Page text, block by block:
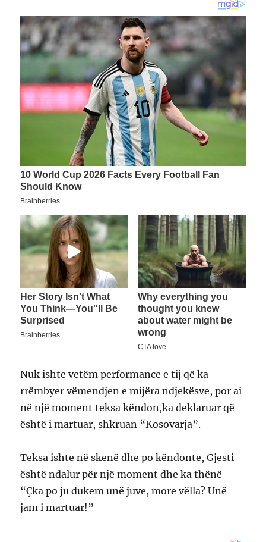
Nuk ishte vetëm performance e tij që ka
rrëmbyer vëmendjen e mijëra ndjekësve, por ai
në një moment teksa këndon,ka deklaruar që
është i martuar, shkruan “Kosovarja”.
Teksa ishte në skenë dhe po këndonte, Gjesti
është ndalur për një moment dhe ka thënë
“Çka po ju dukem unë juve, more vëlla? Unë
jam i martuar!”